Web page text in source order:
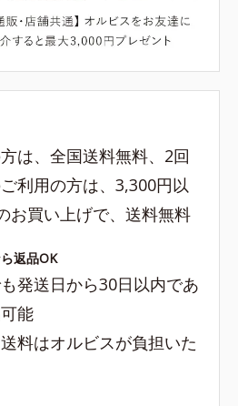
は、全国送料無料、2回
利用の方は、3,300円以
お買い上げで、送料無料
返品OK
発送日から30日以内であ
能
料はオルビスが負担いた